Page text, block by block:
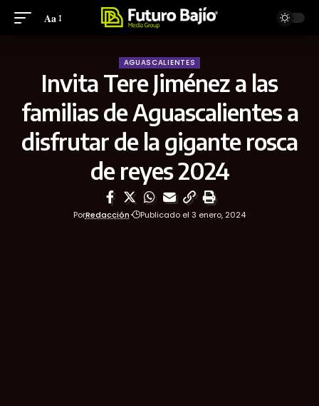
Aa
AGUASCALIENTES
Invita Tere Jiménez a las
familias de Aguascalientes a
disfrutar de la gigante rosca
de reyes 2024
PorRedacción Publicado el 3 enero, 2024